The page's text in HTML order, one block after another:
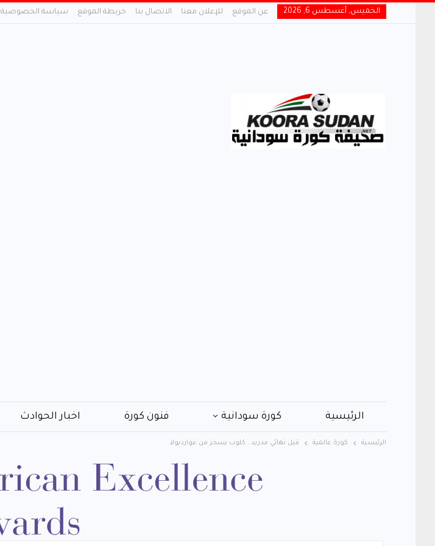
الخميس, أغسطس 6, 2026 عن الموقع للإعلان معنا الاتصال بنا خريطة الموقع سياسة الخصوصية
الرئيسية كورة سودانية فنون كورة اخبار الحوادث
الرئيسية كورة عالمية قبل نهائي مدريد.. كلوب يسخر من غوارديولا